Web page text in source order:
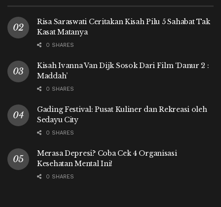
Risa Saraswati Ceritakan Kisah Pilu 5 Sahabat Tak
Kasat Matanya
0 SHARES
Kisah Ivanna Van Dijk Sosok Dari Film ‘Danur 2 :
Maddah’
0 SHARES
Gading Festival: Pusat Kuliner dan Rekreasi oleh
Sedayu City
0 SHARES
Merasa Depresi? Coba Cek 4 Organisasi
Kesehatan Mental Ini!
0 SHARES